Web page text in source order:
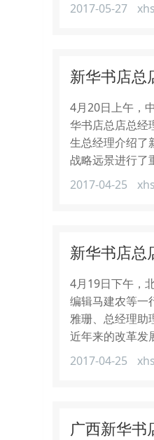
2017-05-27
新华书店总
4月20日上午，
华书店总店总经
生总经理介绍了
战略远景进行了
2017-04-25
新华书店总
4月19日下午，
编辑马建农等一
雅珊、总经理助
近年来的改革发
2017-04-25
广西新华书